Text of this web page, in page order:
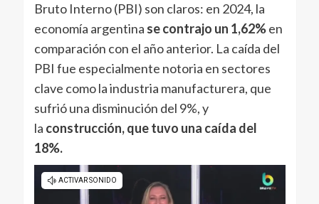
Bruto Interno (PBI) son claros: en 2024, la
economía argentina se contrajo un 1,62%en
comparación con el año anterior. La caída del
PBI fue especialmente notoria en sectores
clave como la industria manufacturera, que
sufrió una disminución del 9%, y
la construcción, que tuvo una caída del
18%.